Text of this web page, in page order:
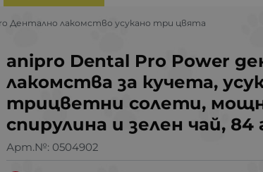
Дентално лакомство усукано три цвята
anipro Dental Pro Power
лакомства за кучета,
трицветни солети,
спирулина и зелен чай, 84
Арт.№: 0504902